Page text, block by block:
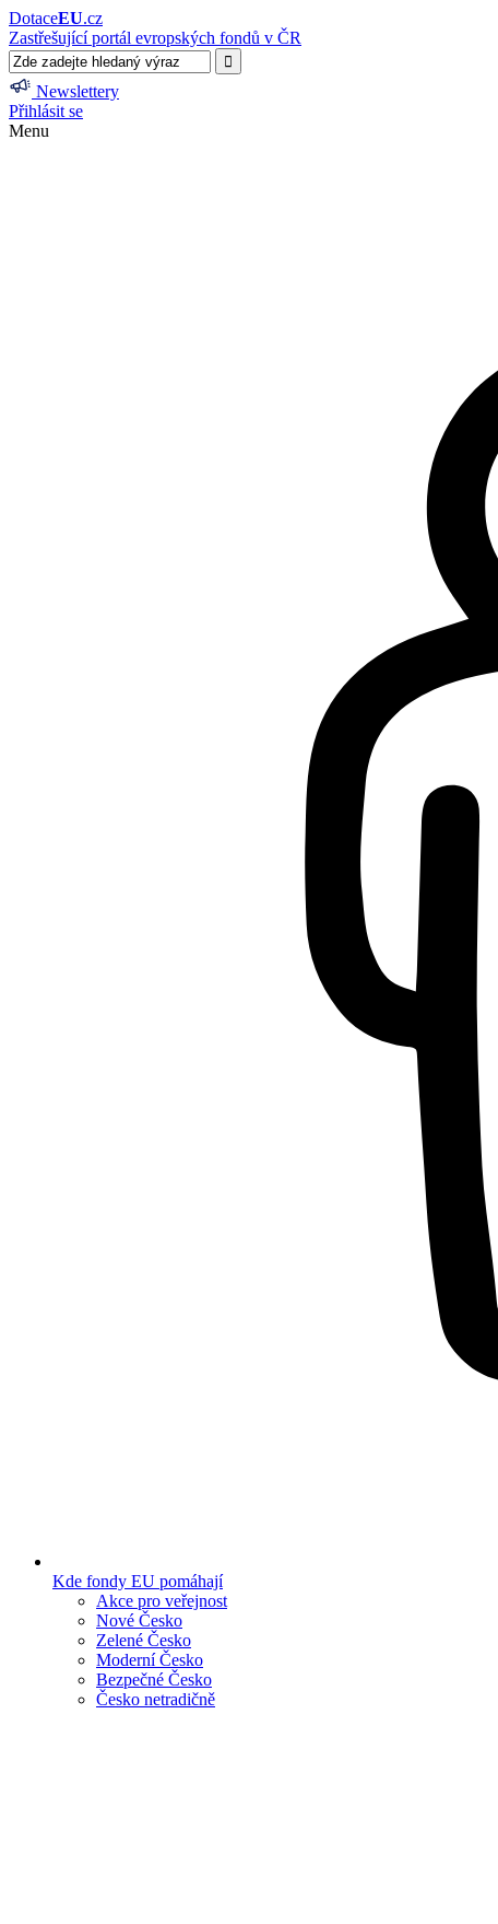
DotaceEU.cz
Zastřešující portál evropských fondů v ČR
Newslettery
Přihlásit se
Menu
Kde fondy EU pomáhají
Akce pro veřejnost
Nové Česko
Zelené Česko
Moderní Česko
Bezpečné Česko
Česko netradičně